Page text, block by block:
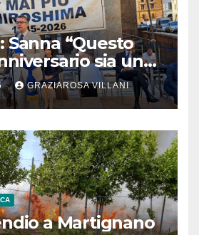
Sanna “Questo
sia un
tutti”
GRAZIAROSA VILLANI
a Martignano